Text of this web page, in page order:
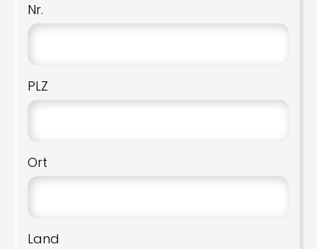
Nr.
PLZ
Ort
Land